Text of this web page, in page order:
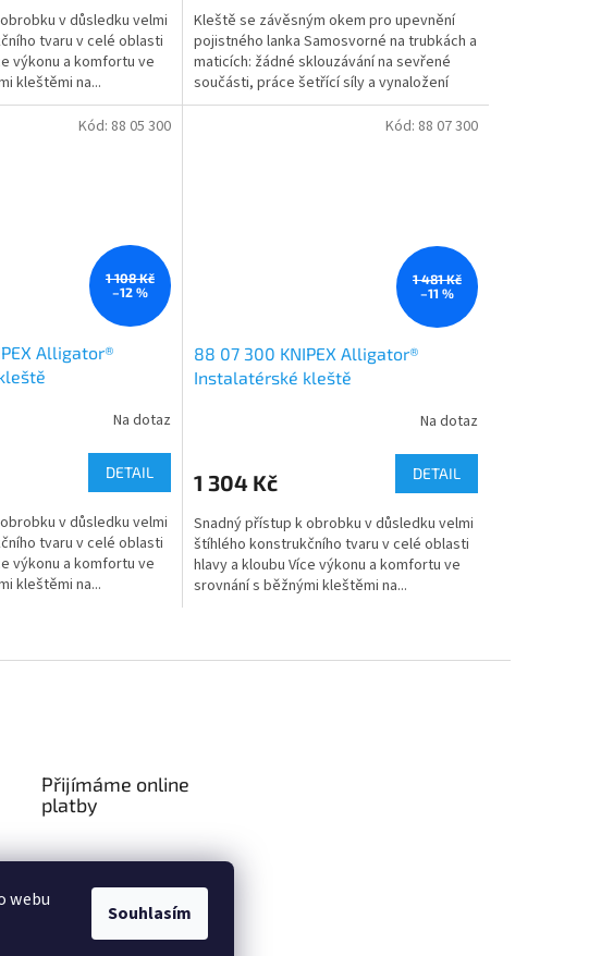
webu
Souhlasím
v důsledku velmi
tvaru v celé oblasti
výkonu a komfortu ve
kleštěmi na...
Kleště se závěsným okem pro upevnění
pojistného lanka Samosvorné na trubkách a
maticích: žádné sklouzávání na sevřené
součásti, práce šetřící síly a vynaložení
menší síly Plochy...
1 108 Kč
–12 %
Alligator®
Na dotaz
DETAIL
v důsledku velmi
tvaru v celé oblasti
výkonu a komfortu ve
kleštěmi na...
Kód: 88 05 300
1 481 Kč
–11 %
88 07 300 KNIPEX Alligator®
Instalatérské kleště
Na dotaz
1 304 Kč DETAIL
Snadný přístup k obrobku v důsledku velmi
štíhlého konstrukčního tvaru v celé oblasti
hlavy a kloubu Více výkonu a komfortu ve
srovnání s běžnými kleštěmi na...
Kód: 88 07 300
v
k
v
Přijímáme online
platby